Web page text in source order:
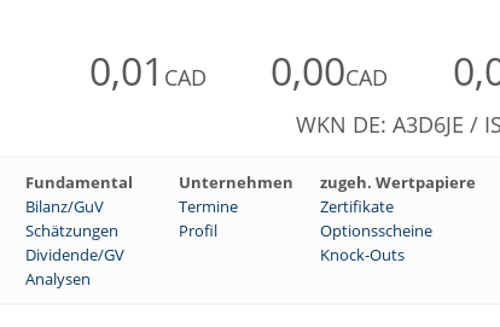
0,01 CAD 0,00CAD
WKN DE: A3D6JE /
Fundamental Unternehmen zugeh. Wertpapiere
Bilanz/GuV Termine Zertifikate
Schätzungen Profil Optionsscheine
Dividende/GV
Knock-Outs
Analysen